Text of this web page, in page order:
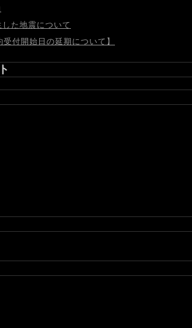
た地震について
受付開始日の延期について】